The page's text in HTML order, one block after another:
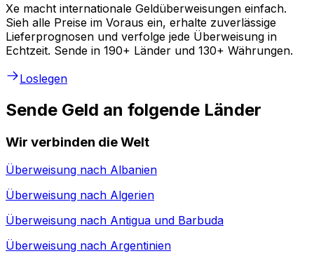
Xe macht internationale Geldüberweisungen einfach.
Sieh alle Preise im Voraus ein, erhalte zuverlässige
Lieferprognosen und verfolge jede Überweisung in
Echtzeit. Sende in 190+ Länder und 130+ Währungen.
Loslegen
Sende Geld an folgende Länder
Wir verbinden die Welt
Überweisung nach Albanien
Überweisung nach Algerien
Überweisung nach Antigua und Barbuda
Überweisung nach Argentinien